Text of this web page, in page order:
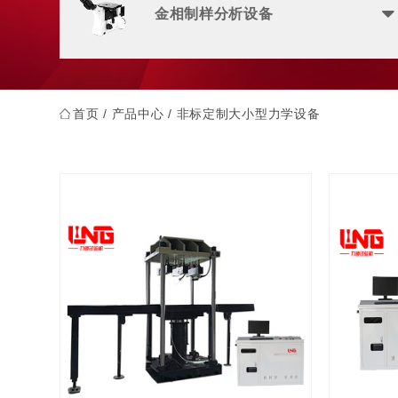
金相制样分析设备
首页 / 产品中心 / 非标定制大小型力学设备